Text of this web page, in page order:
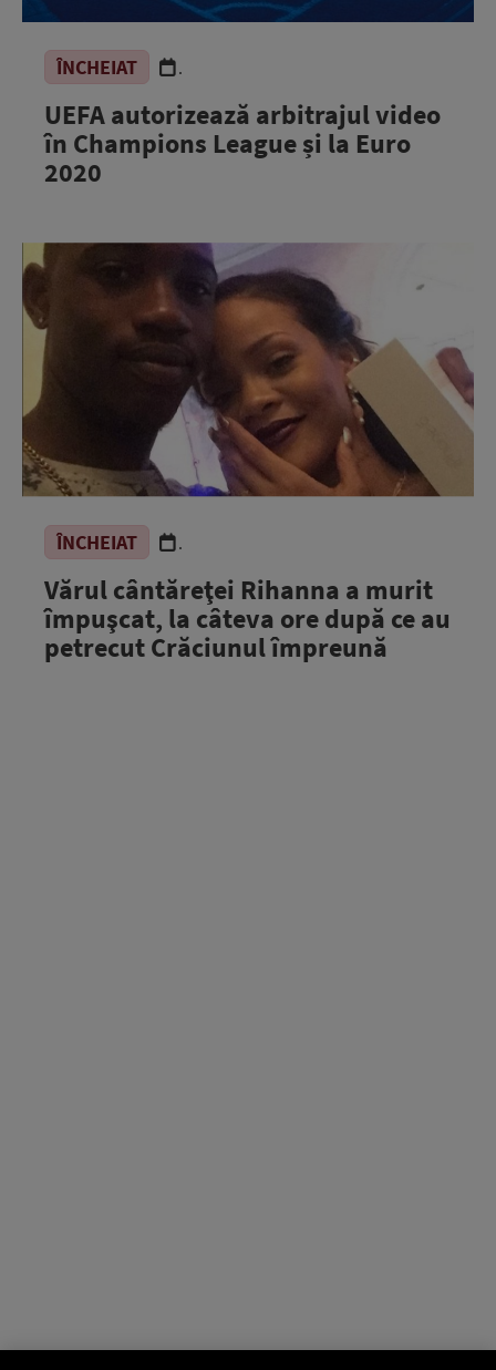
ÎNCHEIAT .
UEFA autorizează arbitrajul video
în Champions League și la Euro
2020
ÎNCHEIAT .
Vărul cântăreţei Rihanna a murit
împuşcat, la câteva ore după ce au
petrecut Crăciunul împreună